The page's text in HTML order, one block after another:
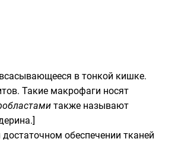
в тонкой кишке.
Такие макрофаги носят
также называют
обеспечении тканей